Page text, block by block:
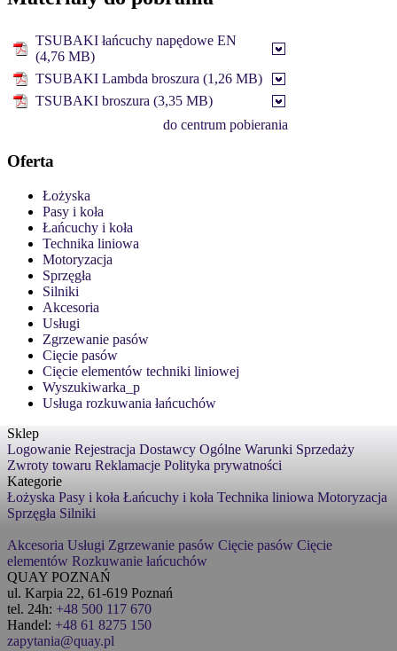
TSUBAKI łańcuchy napędowe EN
(4,76 MB)
TSUBAKI Lambda broszura (1,26 MB)
TSUBAKI broszura (3,35 MB)
do centrum pobierania
Oferta
Łożyska
Pasy i koła
Łańcuchy i koła
Technika liniowa
Motoryzacja
Sprzęgła
Silniki
Akcesoria
Usługi
Zgrzewanie pasów
Cięcie pasów
Cięcie elementów techniki liniowej
Wyszukiwarka_p
Usługa rozkuwania łańcuchów
Sklep
Logowanie Rejestracja Dostawcy Ogólne Warunki Sprzedaży
Zwroty towaru Reklamacje Polityka prywatności
Kategorie
Łożyska Pasy i koła Łańcuchy i koła Technika liniowa Motoryzacja
Sprzęgła Silniki
Akcesoria Usługi Zgrzewanie pasów Cięcie pasów Cięcie
elementów Rozkuwanie łańcuchów
QUAY POZNAŃ
ul. Karpia 22, 61-619 Poznań
tel. 24h: +48 500 117 670
Handel: +48 61 8275 150
zapytania@quay.pl